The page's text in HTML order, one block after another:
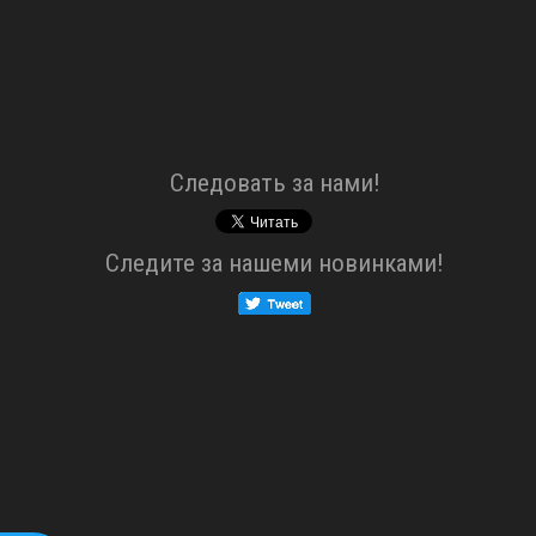
Cледовать за нами!
Cледите за нашеми новинками!